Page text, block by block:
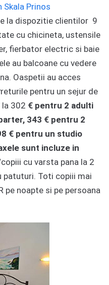
Skala Prinos
la dispozitie clientilor 9
cu chicineta, ustensile
fierbator electric si baie
au balcoane cu vedere
Oaspetii au acces
pentru un sejur de
la 302 € pentru 2 adulti
343 € pentru 2
€ pentru un studio
sunt incluze in
cu varsta pana la 2
Toti copiii mai
pe noapte si pe persoana